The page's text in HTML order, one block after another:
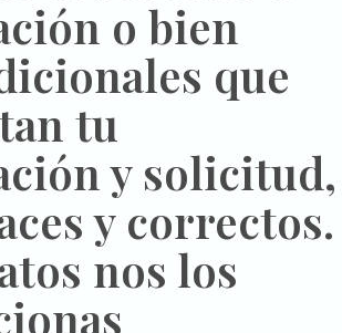
o bien
que
tu
y solicitud,
y correctos.
nos los